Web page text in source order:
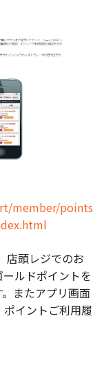
member/points
店頭レジでのお
ルドポイントを
またアプリ画面
イントご利用履